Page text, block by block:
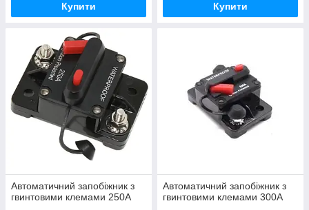
Купити Купити
Автоматичний запобіжник з
гвинтовими клемами 250A
Автоматичний запобіжник з
гвинтовими клемами 300А